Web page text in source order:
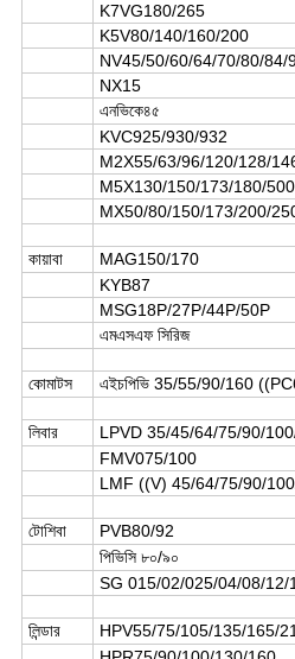
K7VG180/265
K5V80/140/160/200
NV45/50/60/64/70/80/
NX15
এনভিকে৪৫
KVC925/930/932
M2X55/63/96/120/128/
M5X130/150/173/180/500
MX50/80/150/173/200/
কায়াবা
MAG150/170
KYB87
MSG18P/27P/44P/50P
এমএসএফ সিরিজ
কোমাটস এইচপিভি 35/55/90/160
লিবার
LPVD 35/45/64/75/90/
FMV075/100
LMF ((V) 45/64/75/90/
টোশিবা
PVB80/92
পিভিসি ৮০/৯০
SG 015/02/025/04/08/12/
লিন্ডার
HPV55/75/105/135/165/